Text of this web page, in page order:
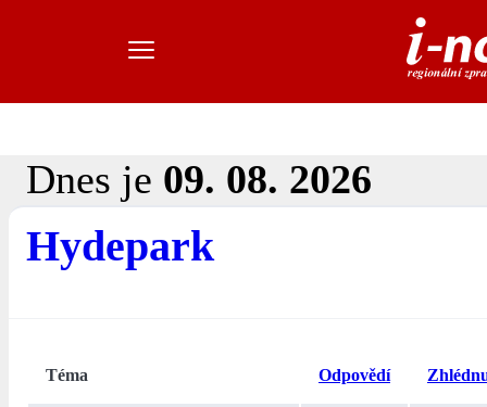
Dnes je 09. 08. 2026
Hydepark
Téma Odpovědí